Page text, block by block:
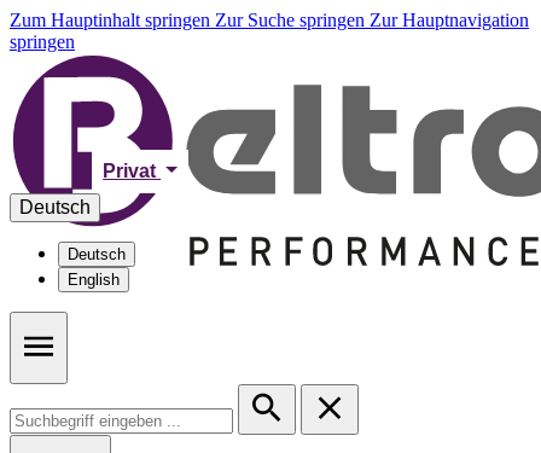
Zum Hauptinhalt springen Zur Suche springen Zur Hauptnavigation
springen
Privat
Deutsch
Deutsch
English